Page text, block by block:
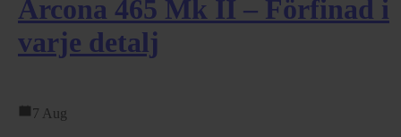
Arcona 465 Mk II – Förfinad i
varje detalj
7 Aug